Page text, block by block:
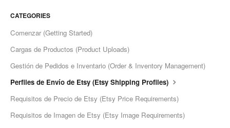
Page Wise Docs - French
Page Wise Docs - Deutsch
Page Wise Docs - Italian
Page Wise Docs - Spanish
CATEGORIES
Comenzar (Getting Started)
Cargas de Productos (Product Uploads)
Gestión de Pedidos e Inventario (Order & Inventory Management)
Perfiles de Envío de Etsy (Etsy Shipping Profiles)
Requisitos de Precio de Etsy (Etsy Price Requirements)
Requisitos de Imagen de Etsy (Etsy Image Requirements)